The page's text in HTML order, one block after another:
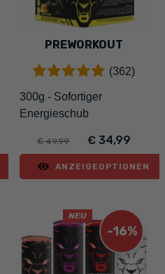
PREWORKOUT
(362)
300g - Sofortiger
Energieschub
€ 49,99 € 34,99
ANZEIGEOPTIONEN
-16%
NEU